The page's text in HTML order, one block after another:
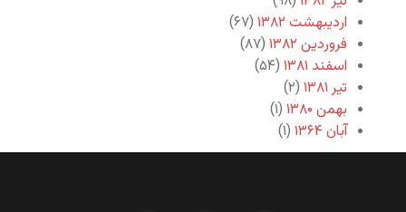
اردیبهشت ۱۳۸۲
(۶۷)
فروردین ۱۳۸۲
(۸۷)
اسفند ۱۳۸۱
(۵۴)
تیر ۱۳۸۱
(۲)
بهمن ۱۳۸۰
(۱)
آبان ۱۳۶۴
(۱)